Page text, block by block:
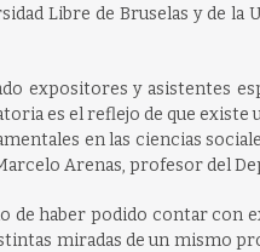
Libre de Bruselas y de
expositores y asistentes
es el reflejo de que existe
en las ciencias
Arenas, profesor del
de haber podido contar
miradas de un mismo